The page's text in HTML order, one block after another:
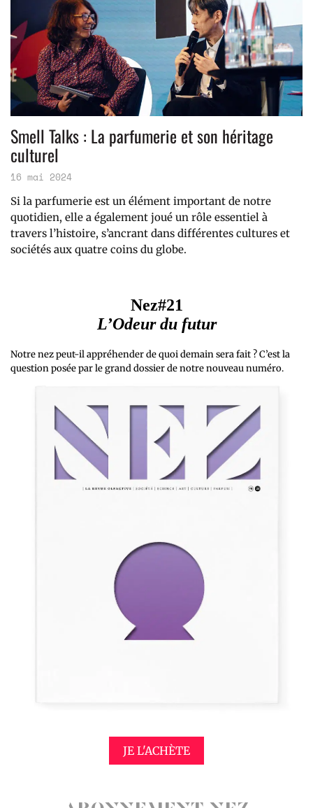
Smell Talks : La parfumerie et son héritage
culturel
16 mai 2024
Si la parfumerie est un élément important de notre
quotidien, elle a également joué un rôle essentiel à
travers l’histoire, s’ancrant dans différentes cultures et
sociétés aux quatre coins du globe.
Nez#21
L’Odeur du futur
Notre nez peut-il appréhender de quoi demain sera fait ? C’est la
question posée par le grand dossier de notre nouveau numéro.
JE L'ACHÈTE